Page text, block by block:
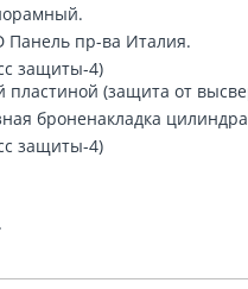
Панель пр-ва Италия.
защиты-4)
пластиной (защита от
броненакладка
защиты-4)